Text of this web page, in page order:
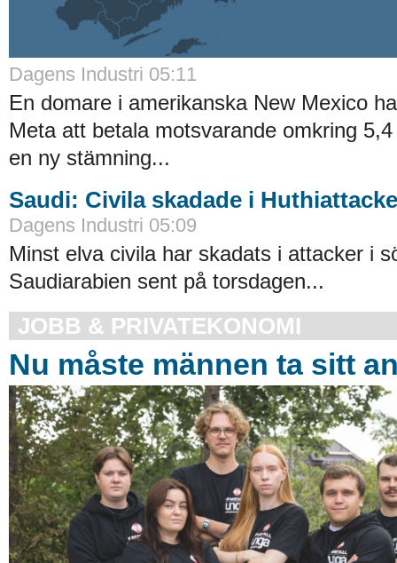
Dagens Industri 05:11
En domare i amerikanska New Mexico
Meta att betala motsvarande omkring
en ny stämning...
Saudi: Civila skadade i
Dagens Industri 05:09
Minst elva civila har skadats i attacker i
Saudiarabien sent på torsdagen...
JOBB & PRIVATEKONOMI
Nu måste männen ta sitt